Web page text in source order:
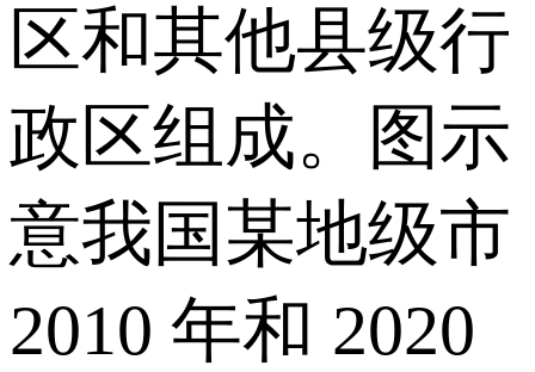
区和其他县级行
政区组成。图示
意我国某地级市
2010 年和 2020